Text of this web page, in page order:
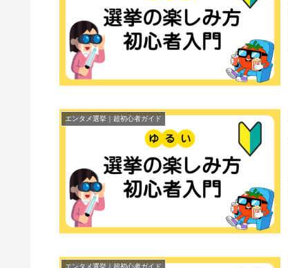
エンタメ選挙｜超初心者ガイド
エンタメ選挙｜超初心者ガイド